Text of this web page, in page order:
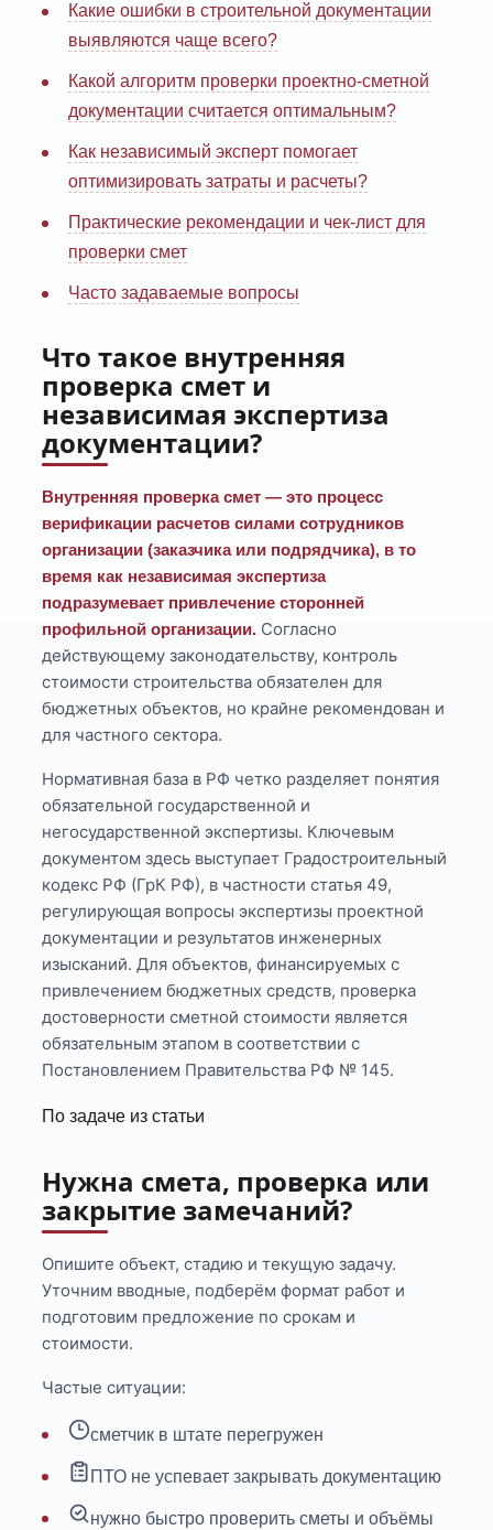
Какие ошибки в строительной документации
выявляются чаще всего?
Какой алгоритм проверки проектно-сметной
документации считается оптимальным?
Как независимый эксперт помогает
оптимизировать затраты и расчеты?
Практические рекомендации и чек-лист для
проверки смет
Часто задаваемые вопросы
Что такое внутренняя
проверка смет и
независимая экспертиза
документации?
Внутренняя проверка смет — это процесс
верификации расчетов силами сотрудников
организации (заказчика или подрядчика), в то
время как независимая экспертиза
подразумевает привлечение сторонней
профильной организации. Согласно
действующему законодательству, контроль
стоимости строительства обязателен для
бюджетных объектов, но крайне рекомендован и
для частного сектора.
Нормативная база в РФ четко разделяет понятия
обязательной государственной и
негосударственной экспертизы. Ключевым
документом здесь выступает Градостроительный
кодекс РФ (ГрК РФ), в частности статья 49,
регулирующая вопросы экспертизы проектной
документации и результатов инженерных
изысканий. Для объектов, финансируемых с
привлечением бюджетных средств, проверка
достоверности сметной стоимости является
обязательным этапом в соответствии с
Постановлением Правительства РФ № 145.
По задаче из статьи
Нужна смета, проверка или
закрытие замечаний?
Опишите объект, стадию и текущую задачу.
Уточним вводные, подберём формат работ и
подготовим предложение по срокам и
стоимости.
Частые ситуации:
сметчик в штате перегружен
ПТО не успевает закрывать документацию
нужно быстро проверить сметы и объёмы